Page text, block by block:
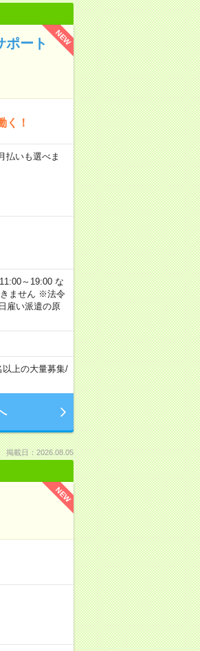
NEW
ポート
く！
払いも選べま
～19:00 な
ません ※法令
雇い派遣の原
以上の大量募集/
掲載日：2026.08.05
NEW